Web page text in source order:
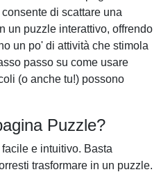
di scattare una
un puzzle interattivo, offrendo
un po' di attività che stimola
passo su come usare
(o anche tu!) possono
Puzzle?
e intuitivo. Basta
trasformare in un puzzle.